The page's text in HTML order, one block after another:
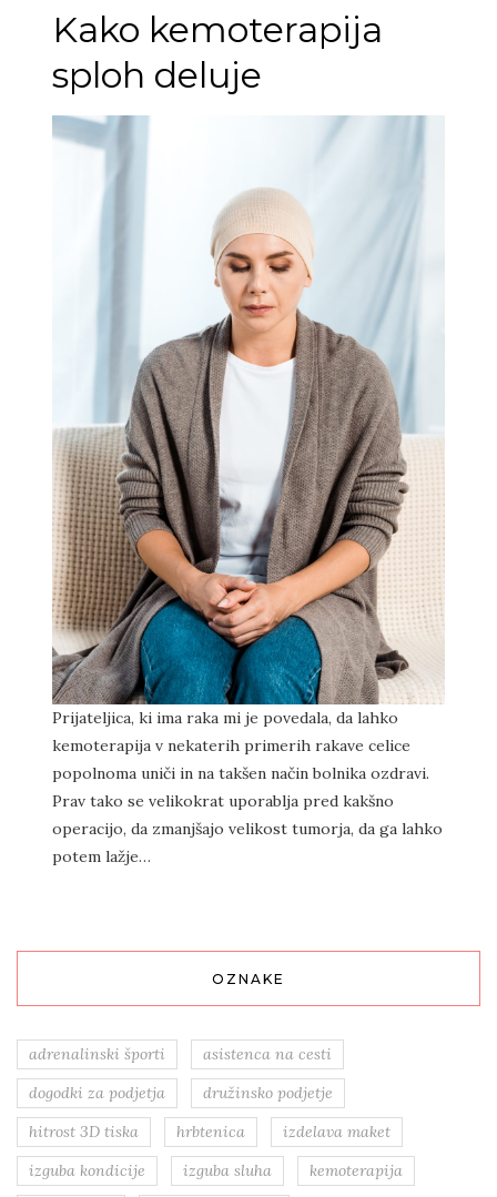
Kako kemoterapija
sploh deluje
Prijateljica, ki ima raka mi je povedala, da lahko
kemoterapija v nekaterih primerih rakave celice
popolnoma uniči in na takšen način bolnika ozdravi.
Prav tako se velikokrat uporablja pred kakšno
operacijo, da zmanjšajo velikost tumorja, da ga lahko
potem lažje…
OZNAKE
adrenalinski športi
asistenca na cesti
dogodki za podjetja
družinsko podjetje
hitrost 3D tiska
hrbtenica
izdelava maket
izguba kondicije
izguba sluha
kemoterapija